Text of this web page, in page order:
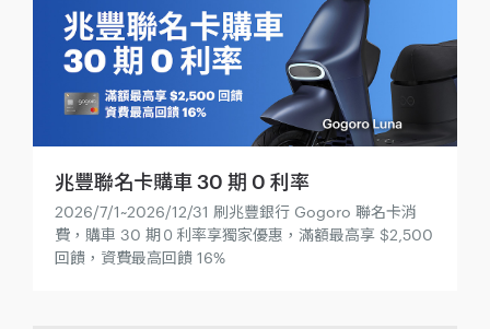
兆豐聯名卡購車 30 期 0 利率
2026/7/1~2026/12/31 刷兆豐銀行 Gogoro 聯名卡消
費，購車 30 期０利率享獨家優惠，滿額最高享 $2,500
回饋，資費最高回饋 16%